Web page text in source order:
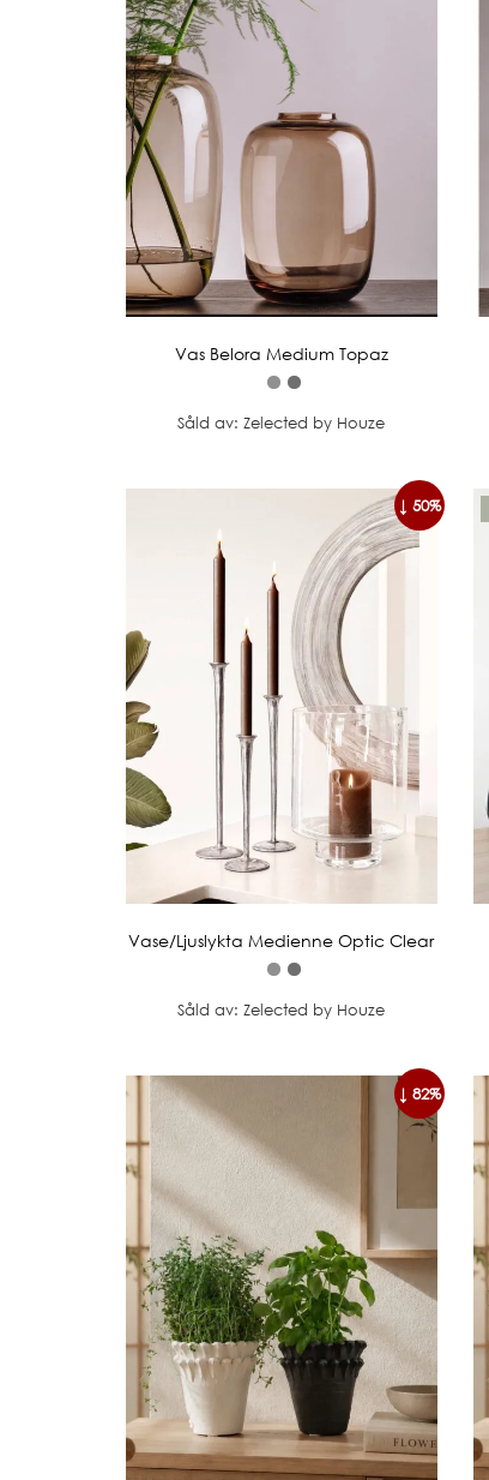
Vas Belora Medium Topaz
Såld av: Zelected by Houze
↓ 50%
Vase/Ljuslykta Medienne Optic Clear
Såld av: Zelected by Houze
↓ 82%